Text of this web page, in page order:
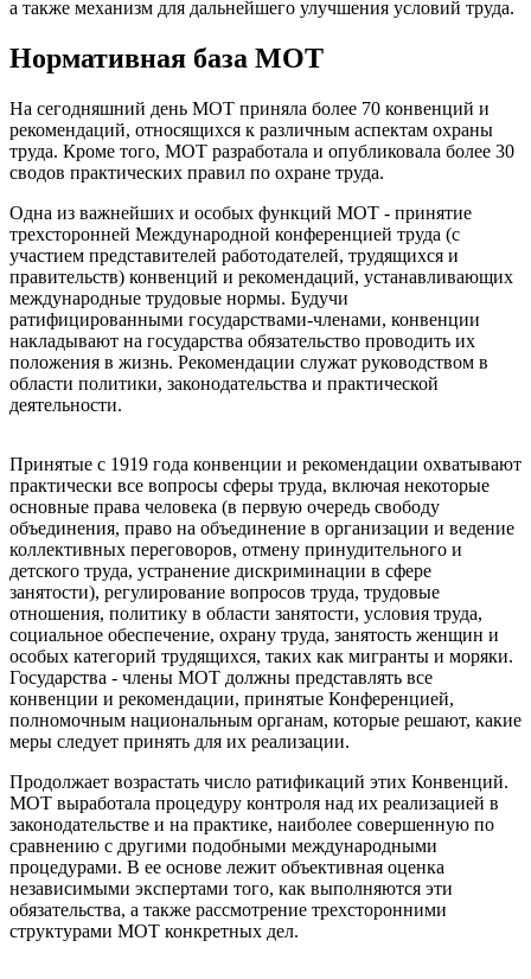
а также механизм для дальнейшего улучшения условий труда.
Нормативная база МОТ
На сегодняшний день МОТ приняла более 70 конвенций и
рекомендаций, относящихся к различным аспектам охраны
труда. Кроме того, МОТ разработала и опубликовала более 30
сводов практических правил по охране труда.
Одна из важнейших и особых функций МОТ - принятие
трехсторонней Международной конференцией труда (с
участием представителей работодателей, трудящихся и
правительств) конвенций и рекомендаций, устанавливающих
международные трудовые нормы. Будучи
ратифицированными государствами-членами, конвенции
накладывают на государства обязательство проводить их
положения в жизнь. Рекомендации служат руководством в
области политики, законодательства и практической
деятельности.
Принятые с 1919 года конвенции и рекомендации охватывают
практически все вопросы сферы труда, включая некоторые
основные права человека (в первую очередь свободу
объединения, право на объединение в организации и ведение
коллективных переговоров, отмену принудительного и
детского труда, устранение дискриминации в сфере
занятости), регулирование вопросов труда, трудовые
отношения, политику в области занятости, условия труда,
социальное обеспечение, охрану труда, занятость женщин и
особых категорий трудящихся, таких как мигранты и моряки.
Государства - члены МОТ должны представлять все
конвенции и рекомендации, принятые Конференцией,
полномочным национальным органам, которые решают, какие
меры следует принять для их реализации.
Продолжает возрастать число ратификаций этих Конвенций.
МОТ выработала процедуру контроля над их реализацией в
законодательстве и на практике, наиболее совершенную по
сравнению с другими подобными международными
процедурами. В ее основе лежит объективная оценка
независимыми экспертами того, как выполняются эти
обязательства, а также рассмотрение трехсторонними
структурами МОТ конкретных дел.